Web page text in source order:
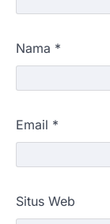
Nama *
Email *
Situs Web